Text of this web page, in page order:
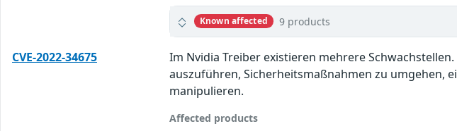
Known affected 9 products
CVE-2022-34675
Im Nvidia Treiber existieren mehrere
auszuführen, Sicherheitsmaßnahmen zu umgehen,
manipulieren.
Affected products